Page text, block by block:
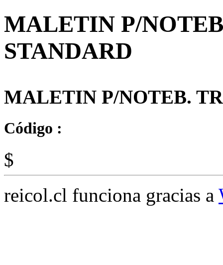
MALETIN P/
STANDARD
MALETIN P/NOTEB.
Código :
$
reicol.cl funciona gracias a